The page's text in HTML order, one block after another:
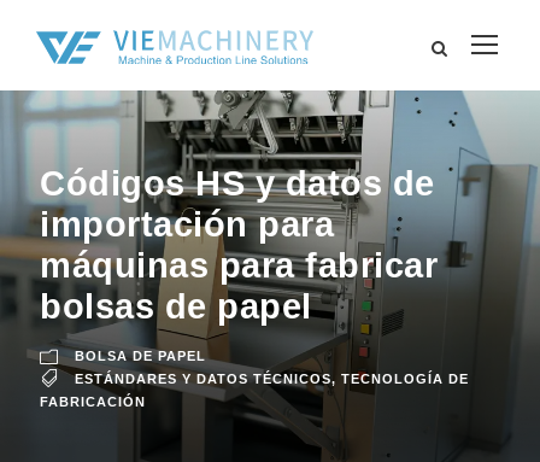
Códigos HS y datos de
importación para
máquinas para fabricar
bolsas de papel
BOLSA DE PAPEL
ESTÁNDARES Y DATOS TÉCNICOS, TECNOLOGÍA DE
FABRICACIÓN